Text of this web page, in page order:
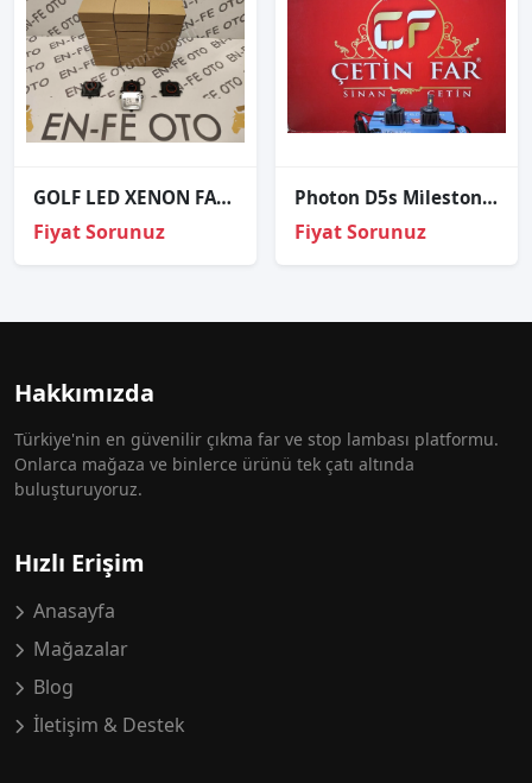
GOLF LED XENON FAR BEYNİ 4G0.907.697.H 4G0907697H SIFIR
Fiyat Sorunuz
Photon D5s Mi̇lestone Led Xenon Ml2625
Fiyat Sorunuz
Hakkımızda
Türkiye'nin en güvenilir çıkma far ve stop lambası platformu.
Onlarca mağaza ve binlerce ürünü tek çatı altında
buluşturuyoruz.
Hızlı Erişim
Anasayfa
Mağazalar
Blog
İletişim & Destek